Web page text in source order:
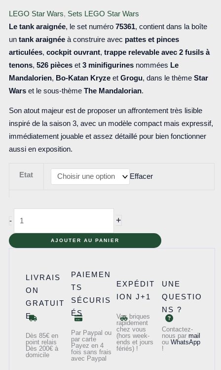
LEGO Star Wars, Sets LEGO Star Wars
Le tank araignée, le set numéro 75361, contient dans la boîte
un tank araignéeà construire avec pattes et pinces
articulées, cockpit ouvrant, trappe relevable avec 2 fusils à
tenons, 526 pièceset 3 minifigurinesnommées Le
Mandalorien, Bo-Katan Kryzeet Grogu, dans le thème Star
Warset le sous-thème The Mandalorian.
Son atout majeur est de proposer un affrontement très lisible
inspiré de la saison 3, avec un modèle compact mais expressif,
immédiatement jouable et assez détaillé pour bien fonctionner
aussi en exposition.
Etat Effacer
-
tank
araignée
+
AJOUTER AU PANIER
LIVRAIS
ON
GRATUIT
E
Dès 85€ en
point relais
Dès 200€ à
domicile
PAIEMEN
TS
SÉCURIS
ÉS
Par Paypal ou
par carte
Payez en 4
fois sans frais
avec Paypal
EXPÉDIT
ION J+1
Vos briques
rapidement
chez vous
(hors week-
ends et jours
fériés) !
UNE
QUESTIO
NS ?
Contactez-
nous par mail
ou WhatsApp
!